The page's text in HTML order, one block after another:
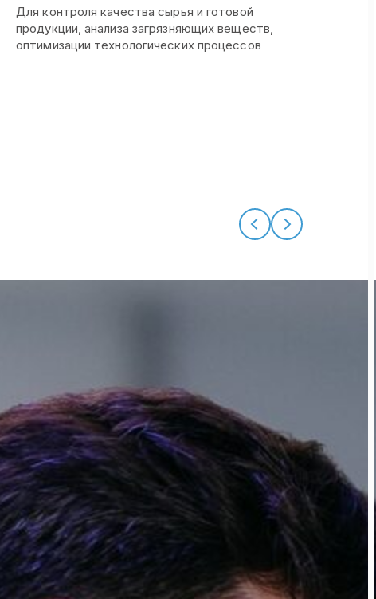
Для контроля качества сырья и готовой
продукции, анализа загрязняющих веществ,
оптимизации технологических процессов